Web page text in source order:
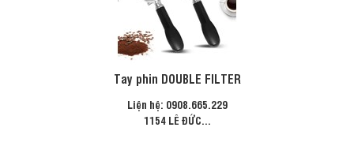
Tay phin DOUBLE FILTER
Liện hệ: 0908.665.229
1154 LÊ ĐỨC...